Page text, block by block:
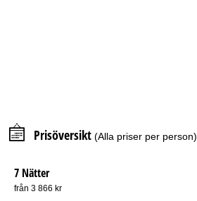
Prisöversikt (Alla priser per person)
7 Nätter
från 3 866 kr